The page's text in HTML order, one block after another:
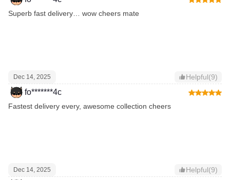
Superb fast delivery… wow cheers mate
Dec 14, 2025 Helpful(9)
fo*******4c
Fastest delivery every, awesome collection cheers
Dec 14, 2025 Helpful(9)